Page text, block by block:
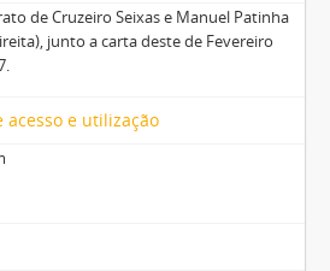
de Cruzeiro Seixas e Manuel Patinha
junto a carta deste de Fevereiro
acesso e utilização